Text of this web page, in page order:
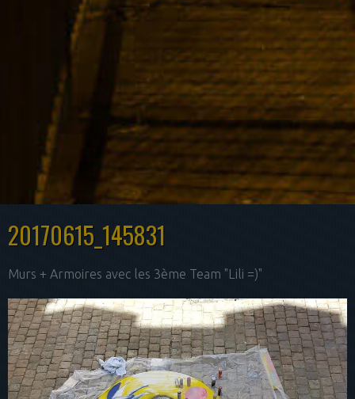
20170615_145831
Murs + Armoires avec les 3ème Team "Lili =)"